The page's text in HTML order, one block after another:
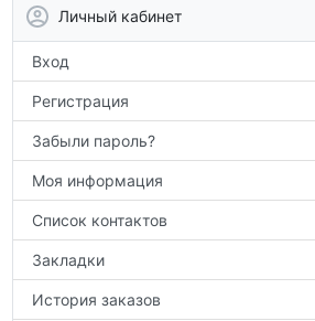
Личный кабинет
Вход
Регистрация
Забыли пароль?
Моя информация
Список контактов
Закладки
История заказов